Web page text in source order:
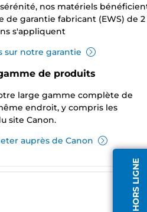
nos matériels
de garantie fabricant (EWS) de 2
s'appliquent
sur notre garantie
de produits
large gamme complète de
endroit, y compris les
site Canon.
auprès de Canon